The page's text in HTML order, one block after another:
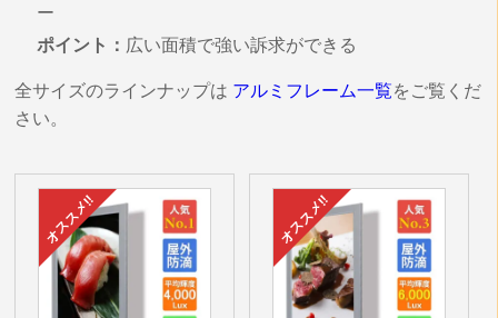
ー
ポイント： 広い面積で強い訴求ができる
全サイズのラインナップは アルミフレーム一覧をご覧くだ
さい。